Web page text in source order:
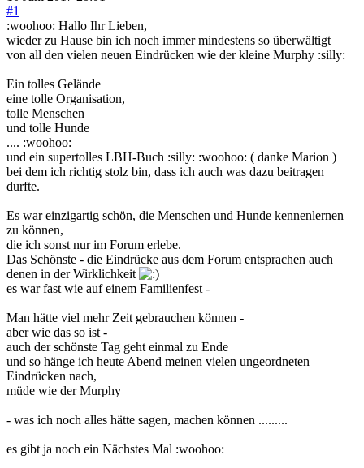
#1
:woohoo: Hallo Ihr Lieben,
wieder zu Hause bin ich noch immer mindestens so überwältigt
von all den vielen neuen Eindrücken wie der kleine Murphy :silly:
Ein tolles Gelände
eine tolle Organisation,
tolle Menschen
und tolle Hunde
.... :woohoo:
und ein supertolles LBH-Buch :silly: :woohoo: ( danke Marion )
bei dem ich richtig stolz bin, dass ich auch was dazu beitragen
durfte.
Es war einzigartig schön, die Menschen und Hunde kennenlernen
zu können,
die ich sonst nur im Forum erlebe.
Das Schönste - die Eindrücke aus dem Forum entsprachen auch
denen in der Wirklichkeit
es war fast wie auf einem Familienfest -
Man hätte viel mehr Zeit gebrauchen können -
aber wie das so ist -
auch der schönste Tag geht einmal zu Ende
und so hänge ich heute Abend meinen vielen ungeordneten
Eindrücken nach,
müde wie der Murphy
- was ich noch alles hätte sagen, machen können .........
es gibt ja noch ein Nächstes Mal :woohoo: